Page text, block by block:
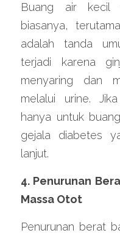
Buang air kecil
biasanya,
adalah tanda
terjadi karena
menyaring dan
melalui urine.
hanya untuk
gejala diabetes
lanjut.
4. Penurunan
Massa Otot
Penurunan berat